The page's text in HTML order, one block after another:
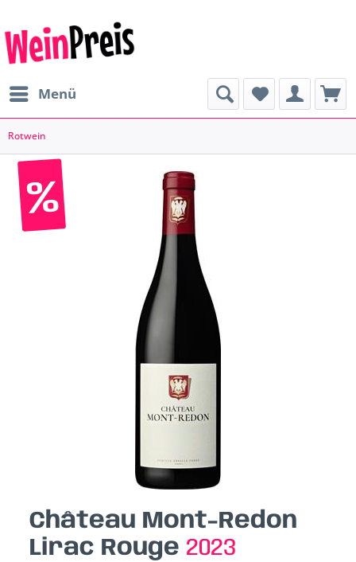
Menü
Rotwein
Château Mont-Redon
Lirac Rouge 2023